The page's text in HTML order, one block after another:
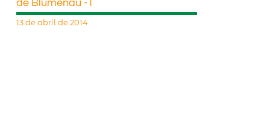
de Blumenau -1
13 de abril de 2014